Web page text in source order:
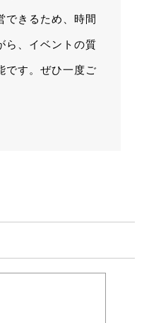
できるため、時間
ら、イベントの質
です。ぜひ一度ご